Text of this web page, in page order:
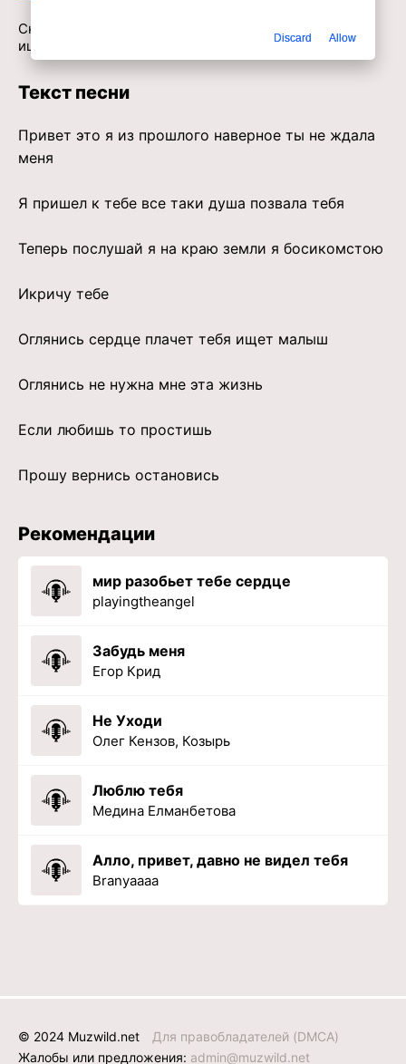
Скачать песню Shano - Оглянись сердце плачет тебя
ищет малыш в mp3 или слушать онлайн бесплатно
Текст песни
Привет это я из прошлого наверное ты не ждала
меня
Я пришел к тебе все таки душа позвала тебя
Теперь послушай я на краю земли я босикомстою
Икричу тебе
Оглянись сердце плачет тебя ищет малыш
Оглянись не нужна мне эта жизнь
Если любишь то простишь
Прошу вернись остановись
Рекомендации
мир разобьет тебе сердце
playingtheangel
Забудь меня
Егор Крид
Не Уходи
Олег Кензов, Козырь
Люблю тебя
Медина Елманбетова
Алло, привет, давно не видел тебя
Branyaaaa
© 2024 Muzwild.net
Для правобладателей (DMCA)
Жалобы или предложения: admin@muzwild.net
Discard Allow